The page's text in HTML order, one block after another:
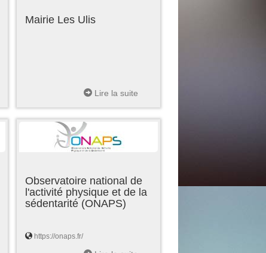
Mairie Les Ulis
Lire la suite
Observatoire national de
l'activité physique et de la
sédentarité (ONAPS)
https://onaps.fr/